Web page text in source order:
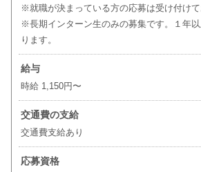
※就職が決まっている方の応募は受け付けて
※長期インターン生のみの募集です。１年
ります。
給与
時給 1,150円〜
交通費の支給
交通費支給あり
応募資格